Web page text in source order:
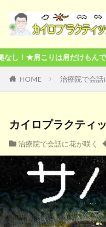
もんでも治らない！★い
HOME 治療院で会話
カイロプラクティ
治療院で会話に花が咲く